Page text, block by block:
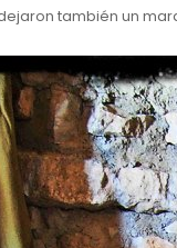
también un